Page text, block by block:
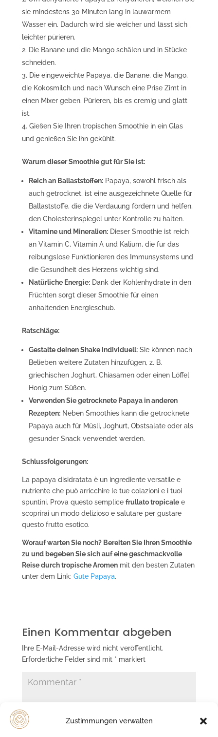
Zustimmungen verwalten
sie mindestens 30 Minuten lang in lauwarmem
Wasser ein. Dadurch wird sie weicher und lässt sich
leichter pürieren.
Die Banane und die Mango schälen und in Stücke
schneiden.
Die eingeweichte Papaya, die Banane, die Mango,
die Kokosmilch und nach Wunsch eine Prise Zimt in
einen Mixer geben. Pürieren, bis es cremig und glatt
ist.
Gießen Sie Ihren tropischen Smoothie in ein Glas
und genießen Sie ihn gekühlt.
Warum dieser Smoothie gut für Sie ist:
Reich an Ballaststoffen:Papaya, sowohl frisch als
auch getrocknet, ist eine ausgezeichnete Quelle für
Ballaststoffe, die die Verdauung fördern und helfen,
den Cholesterinspiegel unter Kontrolle zu halten.
Vitamine und Mineralien:Dieser Smoothie ist reich
an Vitamin C, Vitamin A und Kalium, die für das
reibungslose Funktionieren des Immunsystems und
die Gesundheit des Herzens wichtig sind.
Natürliche Energie:Dank der Kohlenhydrate in den
Früchten sorgt dieser Smoothie für einen
anhaltenden Energieschub.
Ratschläge:
Gestalte deinen Shake individuell:Sie können nach
Belieben weitere Zutaten hinzufügen, z. B.
griechischen Joghurt, Chiasamen oder einen Löffel
Honig zum Süßen.
Verwenden Sie getrocknete Papaya in anderen
Rezepten:Neben Smoothies kann die getrocknete
Papaya auch für Müsli, Joghurt, Obstsalate oder als
gesunder Snack verwendet werden.
Schlussfolgerungen:
La papaya disidratata è un ingrediente versatile e
nutriente che può arricchire le tue colazioni e i tuoi
spuntini. Prova questo semplice frullato tropicalee
scoprirai un modo delizioso e salutare per gustare
questo frutto esotico.
Worauf warten Sie noch? Bereiten Sie Ihren Smoothie
zu und begeben Sie sich auf eine geschmackvolle
Reise durch tropische Aromenmit den besten Zutaten
unter dem Link: Gute Papaya.
Einen Kommentar abgeben
Ihre E-Mail-Adresse wird nicht veröffentlicht.
Erforderliche Felder sind mit * markiert